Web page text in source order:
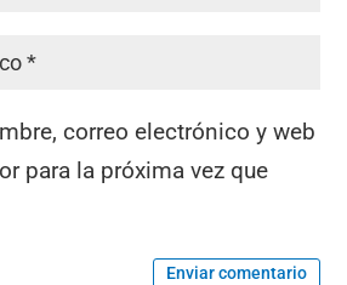
correo electrónico y web
para la próxima vez que
Enviar comentario